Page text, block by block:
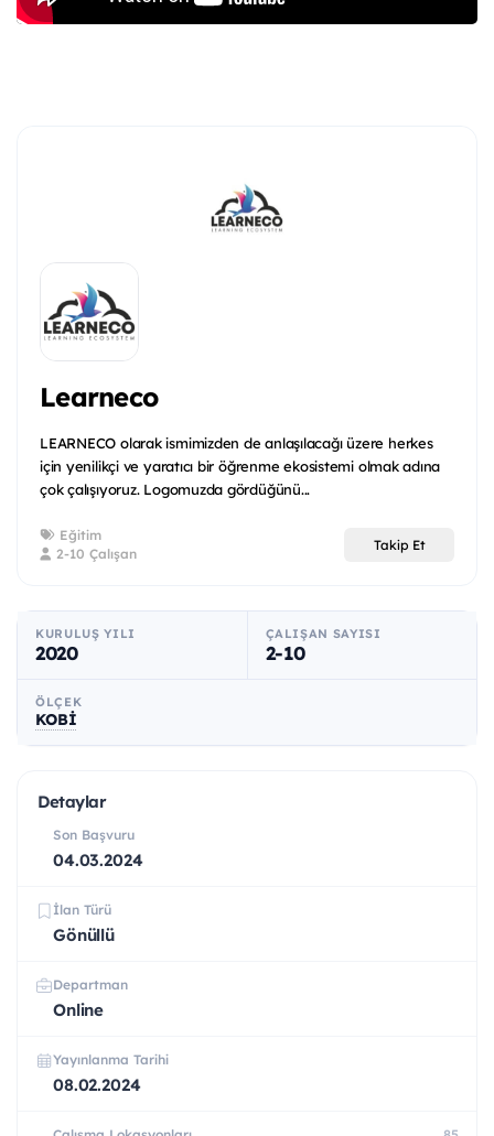
Learneco
LEARNECO olarak ismimizden de anlaşılacağı üzere herkes
için yenilikçi ve yaratıcı bir öğrenme ekosistemi olmak adına
çok çalışıyoruz. Logomuzda gördüğünü...
Eğitim
2-10 Çalışan
Takip Et
KURULUŞ YILI
2020
ÇALIŞAN SAYISI
2-10
ÖLÇEK
KOBİ
Detaylar
Son Başvuru
04.03.2024
İlan Türü
Gönüllü
Departman
Online
Yayınlanma Tarihi
08.02.2024